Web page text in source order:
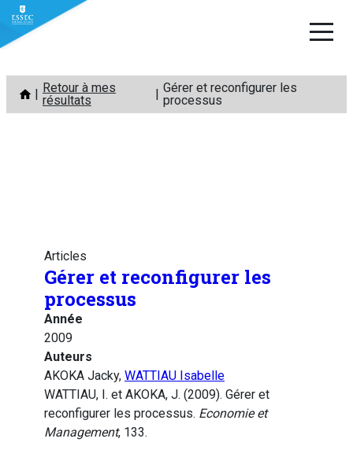
Aller
contenu
Retour à mes
résultats
Gérer et reconfigurer les
processus
Articles
Gérer et reconfigurer les
processus
Année
2009
Auteurs
AKOKA Jacky, WATTIAU Isabelle
WATTIAU, I. et AKOKA, J. (2009). Gérer et
reconfigurer les processus. Economie et
Management, 133.